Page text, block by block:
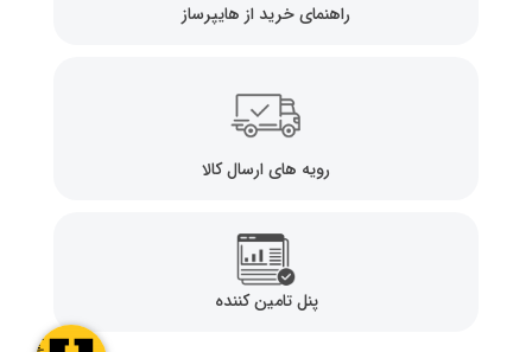
راهنمای خرید از هایپرساز
رویه های ارسال کالا
پنل تامین کننده